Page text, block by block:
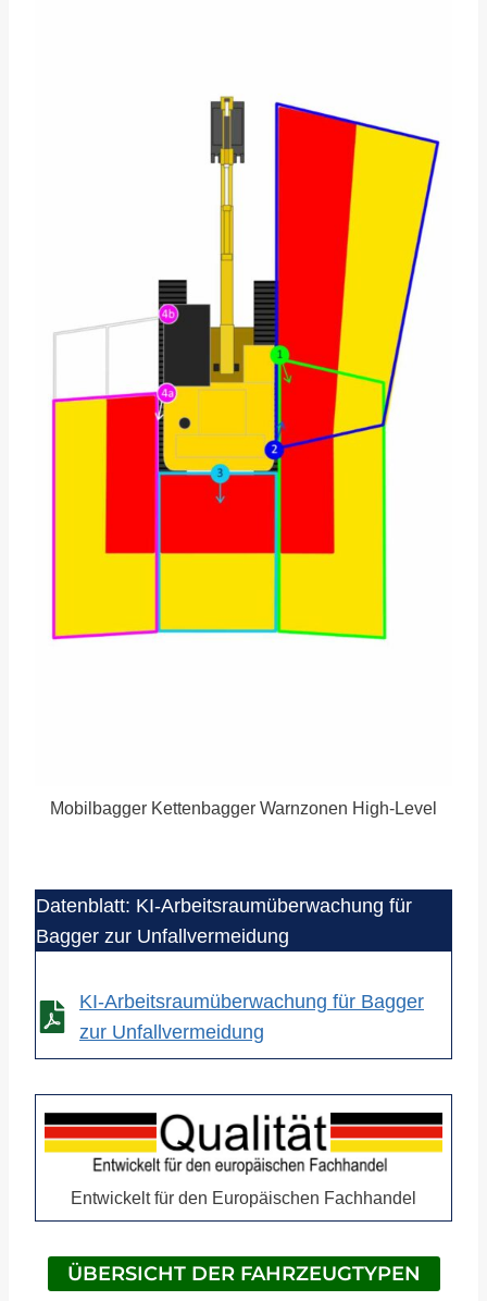
Mobilbagger Kettenbagger Warnzonen High-Level
Datenblatt: KI-Arbeitsraumüberwachung für
Bagger zur Unfallvermeidung
KI-Arbeitsraumüberwachung für Bagger
zur Unfallvermeidung
Entwickelt für den Europäischen Fachhandel
ÜBERSICHT DER FAHRZEUGTYPEN